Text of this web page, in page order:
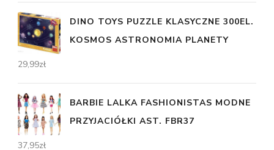
DINO TOYS PUZZLE KLASYCZNE 300EL.
KOSMOS ASTRONOMIA PLANETY
29,99zł
BARBIE LALKA FASHIONISTAS MODNE
PRZYJACIÓŁKI AST. FBR37
37,95zł